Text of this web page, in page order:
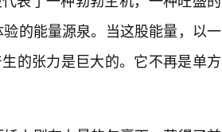
的能量源泉。当这股能量，以一
的张力是巨大的。它不再是单方